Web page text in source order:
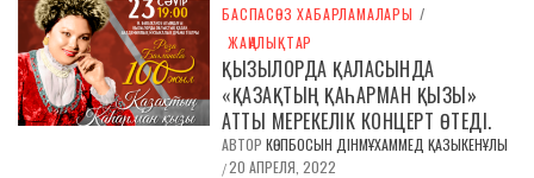
БАСПАСӨЗ ХАБАРЛАМАЛАРЫ /
ЖАҢАЛЫҚТАР
ҚЫЗЫЛОРДА ҚАЛАСЫНДА
«ҚАЗАҚТЫҢ ҚАҺАРМАН ҚЫЗЫ»
АТТЫ МЕРЕКЕЛІК КОНЦЕРТ ӨТЕДІ.
АВТОР КӨПБОСЫН ДІНМҰХАММЕД ҚАЗЫКЕНҰЛЫ
/20 АПРЕЛЯ, 2022